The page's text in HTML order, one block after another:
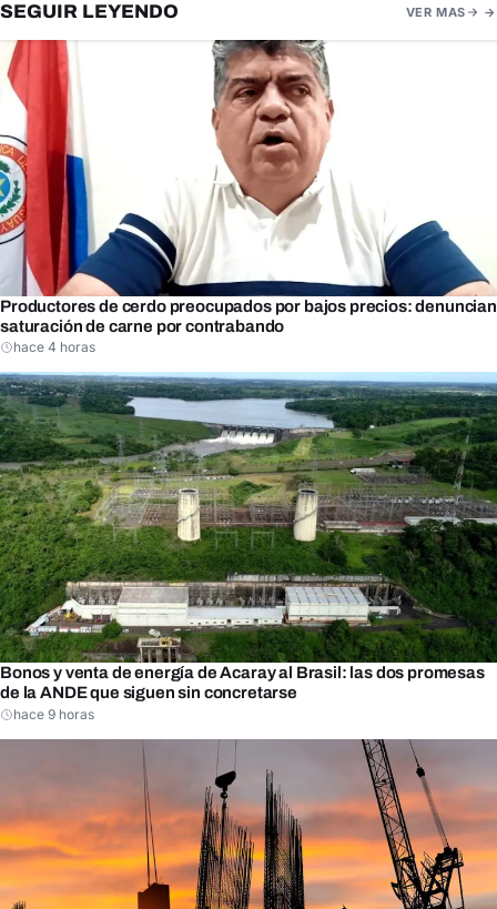
SEGUIR LEYENDO VER MAS
Productores de cerdo preocupados por bajos precios: denuncian
saturación de carne por contrabando
hace 4 horas
Bonos y venta de energía de Acaray al Brasil: las dos promesas
de la ANDE que siguen sin concretarse
hace 9 horas